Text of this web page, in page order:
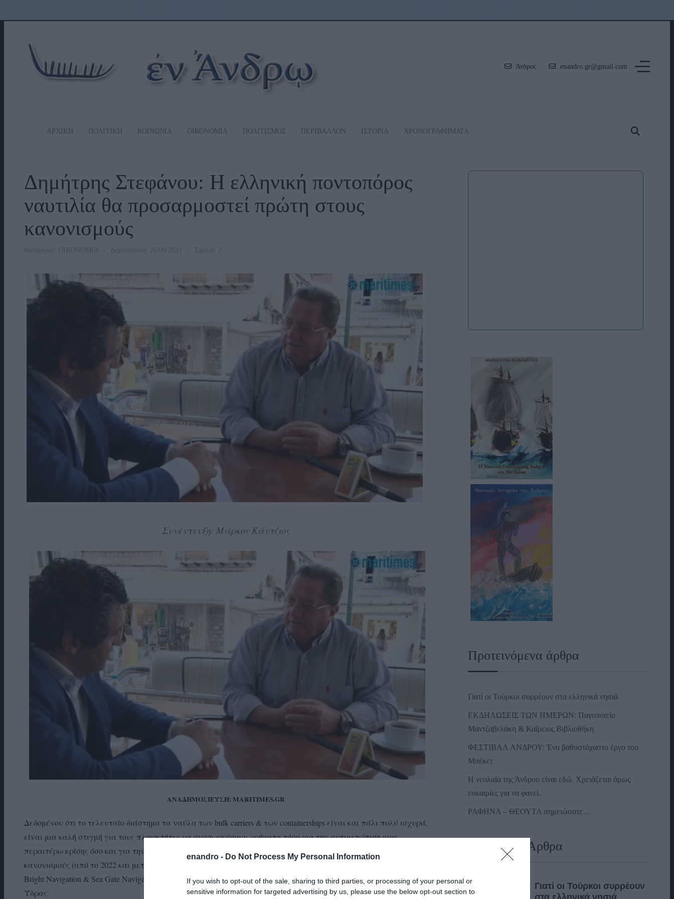
enandro - Do Not Process My Personal Information
If you wish to opt-out of the sale, sharing to third parties, or processing of your personal or
sensitive information for targeted advertising by us, please use the below opt-out section to
Άνδρος enandro.gr@gmail.com
ΑΡΧΙΚΗ ΠΟΛΙΤΙΚΗ ΚΟΙΝΩΝΙΑ ΟΙΚΟΝΟΜΙΑ ΠΟΛΙΤΙΣΜΟΣ ΠΕΡΙΒΑΛΛΟΝ ΙΣΤΟΡΙΑ ΧΡΟΝΟΓΡΑΦΗΜΑΤΑ
Δημήτρης Στεφάνου: Η ελληνική ποντοπόρος
ναυτιλία θα προσαρμοστεί πρώτη στους
κανονισμούς
Κατηγορία: ΟΙΚΟΝΟΜΙΑ Δημοσίευση: 26/09/2021 Σχόλια: 2
Συνέντευξη: Μάρκος Κάντζιος
ΑΝΑΔΗΜΟΣΙΕΥΣΗ: MARITIMES.GR
Δεδομένου ότι το τελευταίο διάστημα τα ναύλα των bulk carriers & των containerships είναι και πάλι πολύ ισχυρά,
είναι μια καλή στιγμή για τους πλοιοκτήτες να συσσωρεύσουν χρήματα τόσο για την αντιμετώπιση μιας
περαιτέρω κρίσης όσο και για την συμμόρφωση με τους νέους αυστηρούς περιβαλλοντικούς ναυτιλιακούς
κανονισμούς (από το 2022 και μετά), όπως δήλωσε ο κάπτεν Δημήτρης Στεφάνου, Διευθύνων Σύμβουλος της
Bright Navigation & Sea Gate Navigation μιλώντας στο Maritimes TV, στα πλαίσια του 12ου Ναυτιλιακού Συνεδρίου
Ύδρας.
Προτεινόμενα άρθρα
Γιατί οι Τούρκοι συρρέουν στα ελληνικά νησιά
ΕΚΔΗΛΩΣΕΙΣ ΤΩΝ ΗΜΕΡΩΝ: Παγοποιείο
Μαντζαβελάκη & Καΐρειος Βιβλιοθήκη
ΦΕΣΤΙΒΑΛ ΑΝΔΡΟΥ: Ένα βαθυστόχαστο έργο του
Μπέκετ
Η νεολαία της Άνδρου είναι εδώ. Χρειάζεται όμως
ευκαιρίες για να φανεί.
ΡΑΦΗΝΑ – ΘΕΟΥΤΑ σημειώσατε…
Πρόσφατα Άρθρα
Γιατί οι Τούρκοι συρρέουν